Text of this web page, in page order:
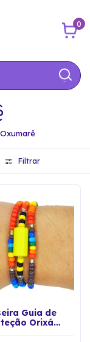
0
Oxumarê
Filtrar
Guia de
Orixá